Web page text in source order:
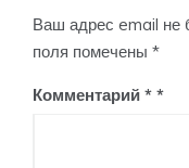
Ваш адрес email не
поля помечены *
Комментарий *